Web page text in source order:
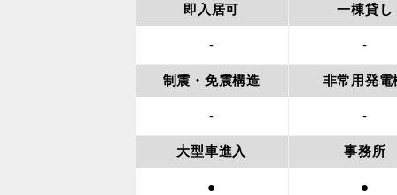
即入居可
-
一棟貸し
-
制震・免震構造
-
非常用発電
-
大型車進入
●
事務所
●